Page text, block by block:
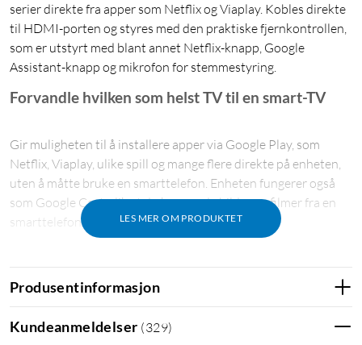
serier direkte fra apper som Netflix og Viaplay. Kobles direkte
til HDMI-porten og styres med den praktiske fjernkontrollen,
som er utstyrt med blant annet Netflix-knapp, Google
Assistant-knapp og mikrofon for stemmestyring.
LES MER OM PRODUKTET
Forvandle hvilken som helst TV til en smart-TV
Gir muligheten til å installere apper via Google Play, som
Netflix, Viaplay, ulike spill og mange flere direkte på enheten,
uten å måtte bruke en smarttelefon. Enheten fungerer også
som Google Cast, slik at du kan sende bilder og filmer fra en
smarttelefon eller datamaskin.
snakke til enheten på norsk,
noe som gjør det enklere ved for eksempel videosøk. Full
støtte for Full HD opptil 60 FPS samt DTS og Dolby Digital
Produsentinformasjon
Kundeanmeldelser (329)